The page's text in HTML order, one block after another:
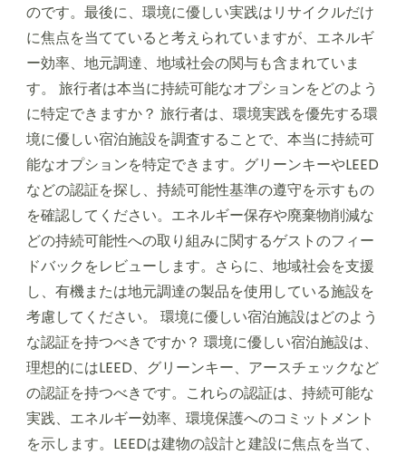
のです。最後に、環境に優しい実践はリサイクルだけ
に焦点を当てていると考えられていますが、エネルギ
ー効率、地元調達、地域社会の関与も含まれていま
す。 旅行者は本当に持続可能なオプションをどのよう
に特定できますか？ 旅行者は、環境実践を優先する環
境に優しい宿泊施設を調査することで、本当に持続可
能なオプションを特定できます。グリーンキーやLEED
などの認証を探し、持続可能性基準の遵守を示すもの
を確認してください。エネルギー保存や廃棄物削減な
どの持続可能性への取り組みに関するゲストのフィー
ドバックをレビューします。さらに、地域社会を支援
し、有機または地元調達の製品を使用している施設を
考慮してください。 環境に優しい宿泊施設はどのよう
な認証を持つべきですか？ 環境に優しい宿泊施設は、
理想的にはLEED、グリーンキー、アースチェックなど
の認証を持つべきです。これらの認証は、持続可能な
実践、エネルギー効率、環境保護へのコミットメント
を示します。LEEDは建物の設計と建設に焦点を当て、